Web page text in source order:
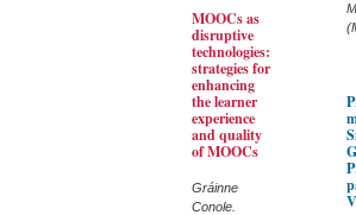
MOOCs as
disruptive
technologies:
strategies for
enhancing
the learner
experience
and quality
of MOOCs
Gráinne
Conole.